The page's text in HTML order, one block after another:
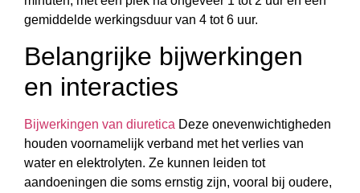
gemiddelde werkingsduur van 4 tot 6 uur.
Belangrijke bijwerkingen
en interacties
Bijwerkingen van diuretica Deze onevenwichtigheden
houden voornamelijk verband met het verlies van
water en elektrolyten. Ze kunnen leiden tot
aandoeningen die soms ernstig zijn, vooral bij oudere,